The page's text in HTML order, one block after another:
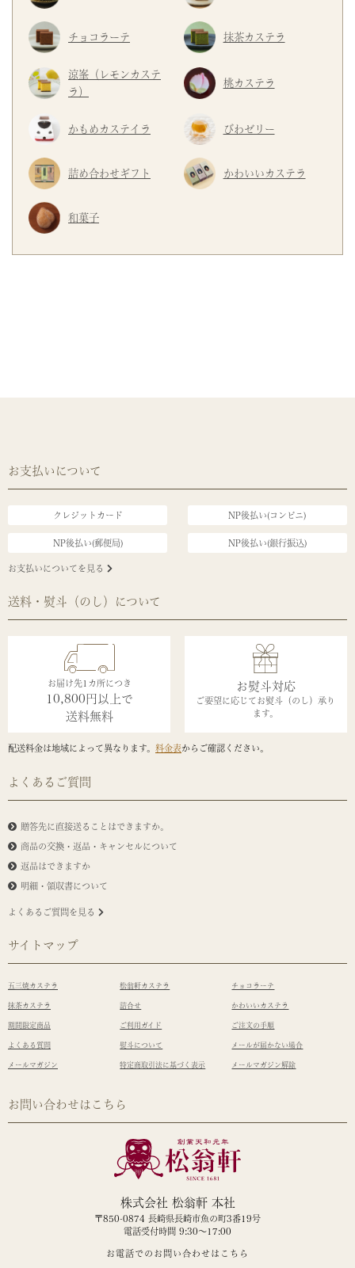
チョコラーテ 抹茶カステラ
涼峯（レモンカステ
ラ）
桃カステラ
かもめカステイラ びわゼリー
詰め合わせギフト かわいいカステラ
和菓子
お支払いについて
クレジットカード NP後払い(コンビニ)
NP後払い(郵便局) NP後払い(銀行振込)
お支払いについてを見る
送料・熨斗（のし）について
お届け先1カ所につき
10,800円以上で
送料無料
お熨斗対応
ご要望に応じてお熨斗（のし）承り
ます。
配送料金は地域によって異なります。 料金表からご確認ください。
よくあるご質問
贈答先に直接送ることはできますか。
商品の交換・返品・キャンセルについて
返品はできますか
明細・領収書について
よくあるご質問を見る
サイトマップ
五三焼カステラ 松翁軒カステラ チョコラーテ
抹茶カステラ 詰合せ かわいいカステラ
期間限定商品 ご利用ガイド ご注文の手順
よくある質問 熨斗について メールが届かない場合
メールマガジン 特定商取引法に基づく表示 メールマガジン解除
お問い合わせはこちら
株式会社 松翁軒 本社
〒850-0874 長崎県長崎市魚の町3番19号
電話受付時間 9:30～17:00
お電話でのお問い合わせはこちら